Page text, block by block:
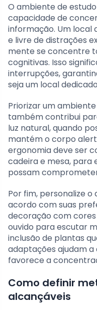
O ambiente de
capacidade de
informação. Um local
e livre de distrações
mente se concentre
cognitivas. Isso
interrupções,
seja um local
Priorizar um
também contribui
luz natural, quando
mantém o corpo
ergonomia deve ser
cadeira e mesa, para
possam
Por fim, personalize
acordo com suas
decoração com
ouvido para escutar
inclusão de plantas
adaptações ajudam
favorece a
Como definir
alcançáveis